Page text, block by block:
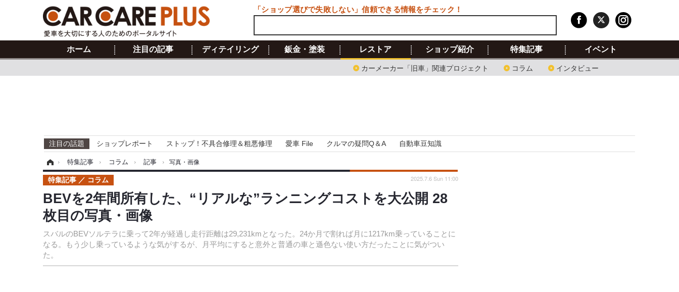
ホーム 注目の記事 ディテイリング 鈑金・塗装 レストア
カーメーカー「旧車」関連プロジェクト コラム インタビュー
ショップ紹介 特集記事 イベント
注目の話題 ショップレポート ストップ！不具合修理＆粗悪修理 愛車 File クルマの疑問Q＆A 自動車豆知識
› 特集記事 › コラム › 記事 › 写真・画像
BEVを2年間所有した、“リアルな”ランニングコストを大公開 28
枚目の写真・画像
スバルのBEVソルテラに乗って2年が経過し走行距離は29,231kmとなった。24か月で割れば月に1217km乗っていることに
なる。もう少し乗っているような気がするが、月平均にすると意外と普通の車と遜色ない使い方だったことに気がつい
た。
特集記事 コラム 2025.7.6 Sun 11:00
「ショップ選びで失敗しない」信頼できる情報をチェック！